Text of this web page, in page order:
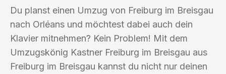
Du planst einen Umzug von Freiburg im Breisgau
nach Orléans und möchtest dabei auch dein
Klavier mitnehmen? Kein Problem! Mit dem
Umzugskönig Kastner Freiburg im Breisgau aus
Freiburg im Breisgau kannst du nicht nur deinen